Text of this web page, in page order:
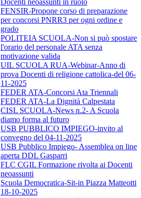
Docenti neoassunti in ruolo
FENSIR-Propone corso di preparazione
per concorsi PNRR3 per ogni ordine e
grado
POLITEIA SCUOLA-Non si può spostare
l'orario del personale ATA senza
motivazione valida
UIL SCUOLA RUA-Webinar-Anno di
prova Docenti di religione cattolica-del 06-
11-2025
FEDER ATA-Concorsi Ata Triennali
FEDER ATA-La Dignità Calpestata
CISL SCUOLA-News n.2- A Scuola
diamo forma al futuro
USB PUBBLICO IMPIEGO-invito al
convegno del 04-11-2025
USB Pubblico Impiego- Assemblea on line
aperta DDL Gasparri
FLC CGIL Formazione rivolta ai Docenti
neoassunti
Scuola Democratica-Sit-in Piazza Matteotti
18-10-2025